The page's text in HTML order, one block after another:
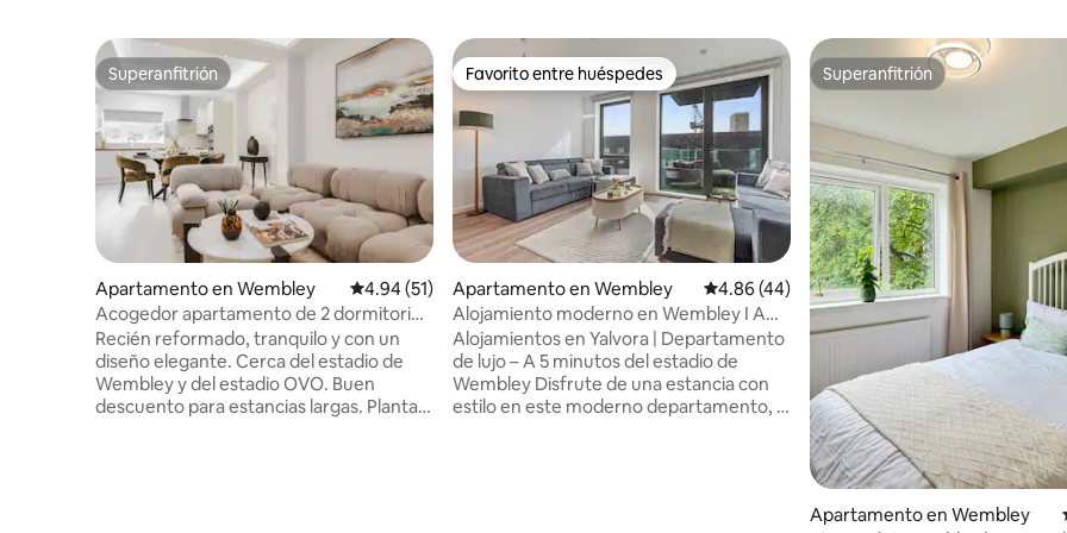
Superanfitrión
Superanfitrión
Apartamento en Wembley Calificación promedio: 4.94 de 5, 51 reseñas
4.94 (51)
Acogedor apartamento de 2 dormitorios
recién reformado en Wembley
Recién reformado, tranquilo y con un
diseño elegante. Cerca del estadio de
Wembley y del estadio OVO. Buen
descuento para estancias largas. Planta
Favorito entre huéspedes
Favorito entre huéspedes
Apartamento en Wembley Calificación promedio: 4.86 de 5, 44 reseñas
4.86 (44)
Alojamiento moderno en Wembley I A
5 minutos del estadio I Capacidad para
6 personas
Alojamientos en Yalvora | Departamento
de lujo – A 5 minutos del estadio de
Wembley Disfrute de una estancia con
estilo en este moderno departamento, a
Superanfitrión
Superanfitrión
Apartamento en Wembley